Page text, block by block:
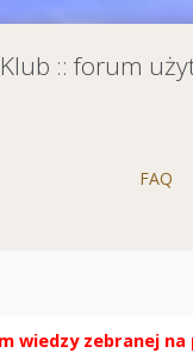
:: forum
FAQ
wiedzy zebranej